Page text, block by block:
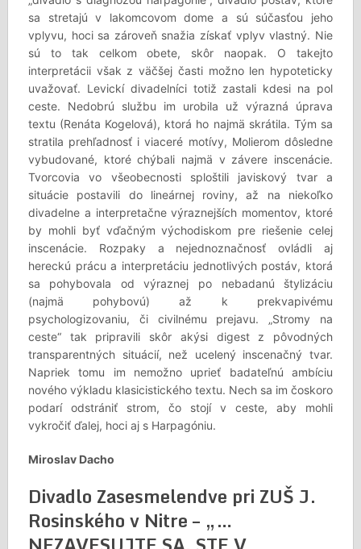
sa stretajú v lakomcovom dome a sú súčasťou jeho
vplyvu, hoci sa zároveň snažia získať vplyv vlastný. Nie
sú to tak celkom obete, skôr naopak. O takejto
interpretácii však z väčšej časti možno len hypoteticky
uvažovať. Levickí divadelníci totiž zastali kdesi na pol
ceste. Nedobrú službu im urobila už výrazná úprava
textu (Renáta Kogelová), ktorá ho najmä skrátila. Tým sa
stratila prehľadnosť i viaceré motívy, Molierom dôsledne
vybudované, ktoré chýbali najmä v závere inscenácie.
Tvorcovia vo všeobecnosti sploštili javiskový tvar a
situácie postavili do lineárnej roviny, až na niekoľko
divadelne a interpretačne výraznejších momentov, ktoré
by mohli byť vďačným východiskom pre riešenie celej
inscenácie. Rozpaky a nejednoznačnosť ovládli aj
hereckú prácu a interpretáciu jednotlivých postáv, ktorá
sa pohybovala od výraznej po nebadanú štylizáciu
(najmä pohybovú) až k prekvapivému
psychologizovaniu, či civilnému prejavu. „Stromy na
ceste“ tak pripravili skôr akýsi digest z pôvodných
transparentných situácií, než ucelený inscenačný tvar.
Napriek tomu im nemožno uprieť badateľnú ambíciu
nového výkladu klasicistického textu. Nech sa im čoskoro
podarí odstrániť strom, čo stojí v ceste, aby mohli
vykročiť ďalej, hoci aj s Harpagóniu.
Miroslav Dacho
Divadlo Zasesmelendve pri ZUŠ J.
Rosinského v Nitre – „…